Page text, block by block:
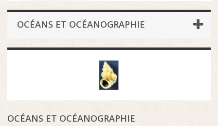
OCÉANS ET OCÉANOGRAPHIE
OCÉANS ET OCÉANOGRAPHIE